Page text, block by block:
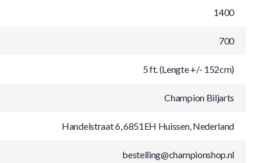
1400
700
5 ft. (Lengte +/- 152cm)
Champion Biljarts
Handelstraat 6, 6851EH Huissen, Nederland
bestelling@championshop.nl